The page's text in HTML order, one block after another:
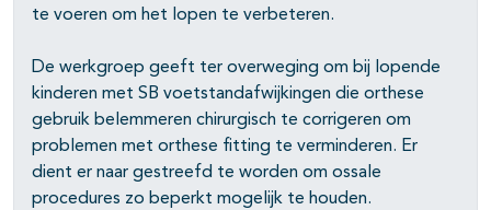
te voeren om het lopen te verbeteren.
De werkgroep geeft ter overweging om bij lopende
kinderen met SB voetstandafwijkingen die orthese
gebruik belemmeren chirurgisch te corrigeren om
problemen met orthese fitting te verminderen. Er
dient er naar gestreefd te worden om ossale
procedures zo beperkt mogelijk te houden.